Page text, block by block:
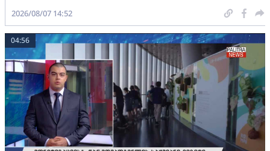
2026/08/07 14:52
04:56